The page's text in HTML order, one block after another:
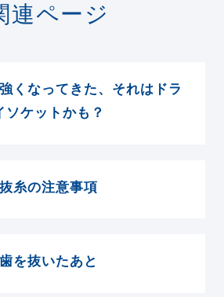
連ページ
くなってきた、それはドラ
ソケットかも？
抜糸の注意事項
歯を抜いたあと